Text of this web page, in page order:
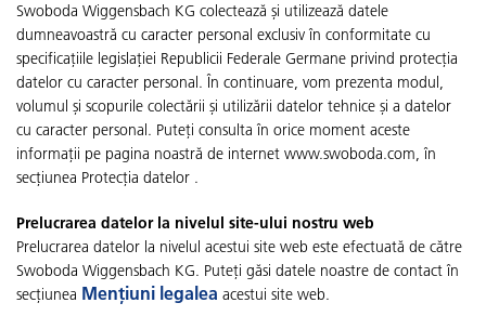
Swoboda Wiggensbach KG colectează și utilizează datele
dumneavoastră cu caracter personal exclusiv în conformitate cu
specificațiile legislației Republicii Federale Germane privind protecția
datelor cu caracter personal. În continuare, vom prezenta modul,
volumul și scopurile colectării și utilizării datelor tehnice și a datelor
cu caracter personal. Puteți consulta în orice moment aceste
informații pe pagina noastră de internet www.swoboda.com, în
secțiunea Protecția datelor .
Prelucrarea datelor la nivelul site-ului nostru web
Prelucrarea datelor la nivelul acestui site web este efectuată de către
Swoboda Wiggensbach KG. Puteți găsi datele noastre de contact în
secțiunea Mențiuni legalea acestui site web.